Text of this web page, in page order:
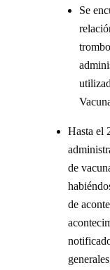
Se
Hasta el
de
de